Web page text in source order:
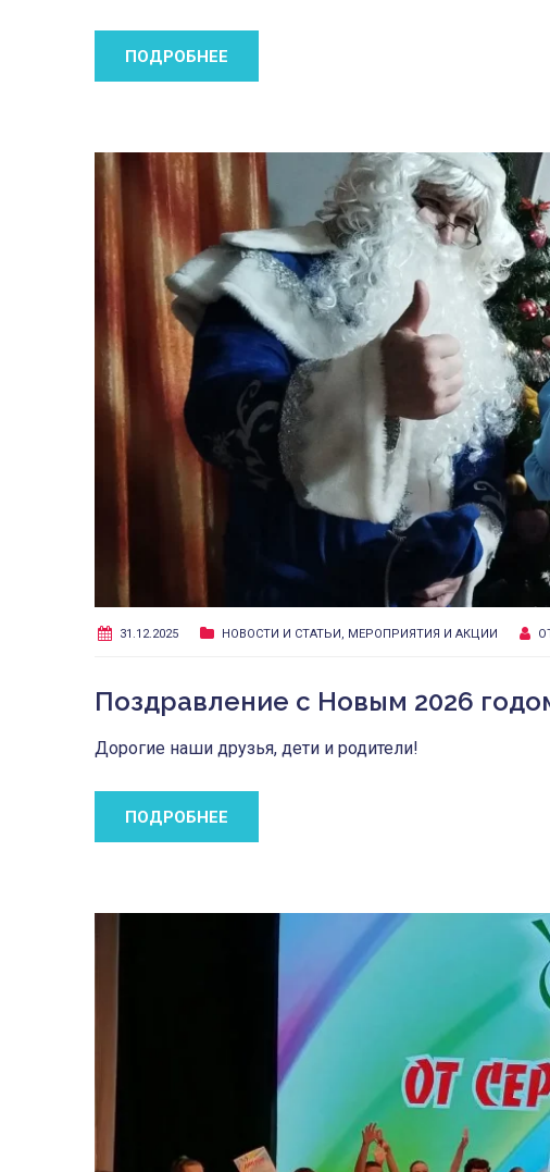
ПОДРОБНЕЕ
31.12.2025 НОВОСТИ И СТАТЬИ , МЕРОПРИЯТИЯ И АКЦИИ
Поздравление с Новым 2026
Дорогие наши друзья, дети и родители!
ПОДРОБНЕЕ